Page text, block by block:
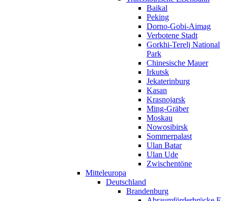
Baikal
Peking
Dorno-Gobi-Aimag
Verbotene Stadt
Gorkhi-Terelj National
Park
Chinesische Mauer
Irkutsk
Jekaterinburg
Kasan
Krasnojarsk
Ming-Gräber
Moskau
Nowosibirsk
Sommerpalast
Ulan Batar
Ulan Ude
Zwischentöne
Mitteleuropa
Deutschland
Brandenburg